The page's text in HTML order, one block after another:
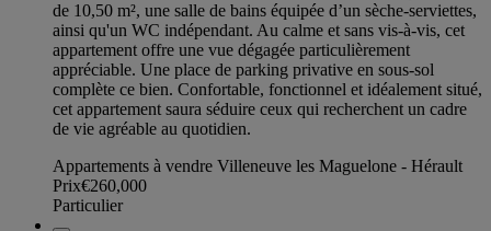
de 10,50 m², une salle de bains équipée d’un sèche-serviettes,
ainsi qu'un WC indépendant. Au calme et sans vis-à-vis, cet
appartement offre une vue dégagée particulièrement
appréciable. Une place de parking privative en sous-sol
complète ce bien. Confortable, fonctionnel et idéalement situé,
cet appartement saura séduire ceux qui recherchent un cadre
de vie agréable au quotidien.
Appartements à vendre Villeneuve les Maguelone - Hérault
Prix€260,000
Particulier